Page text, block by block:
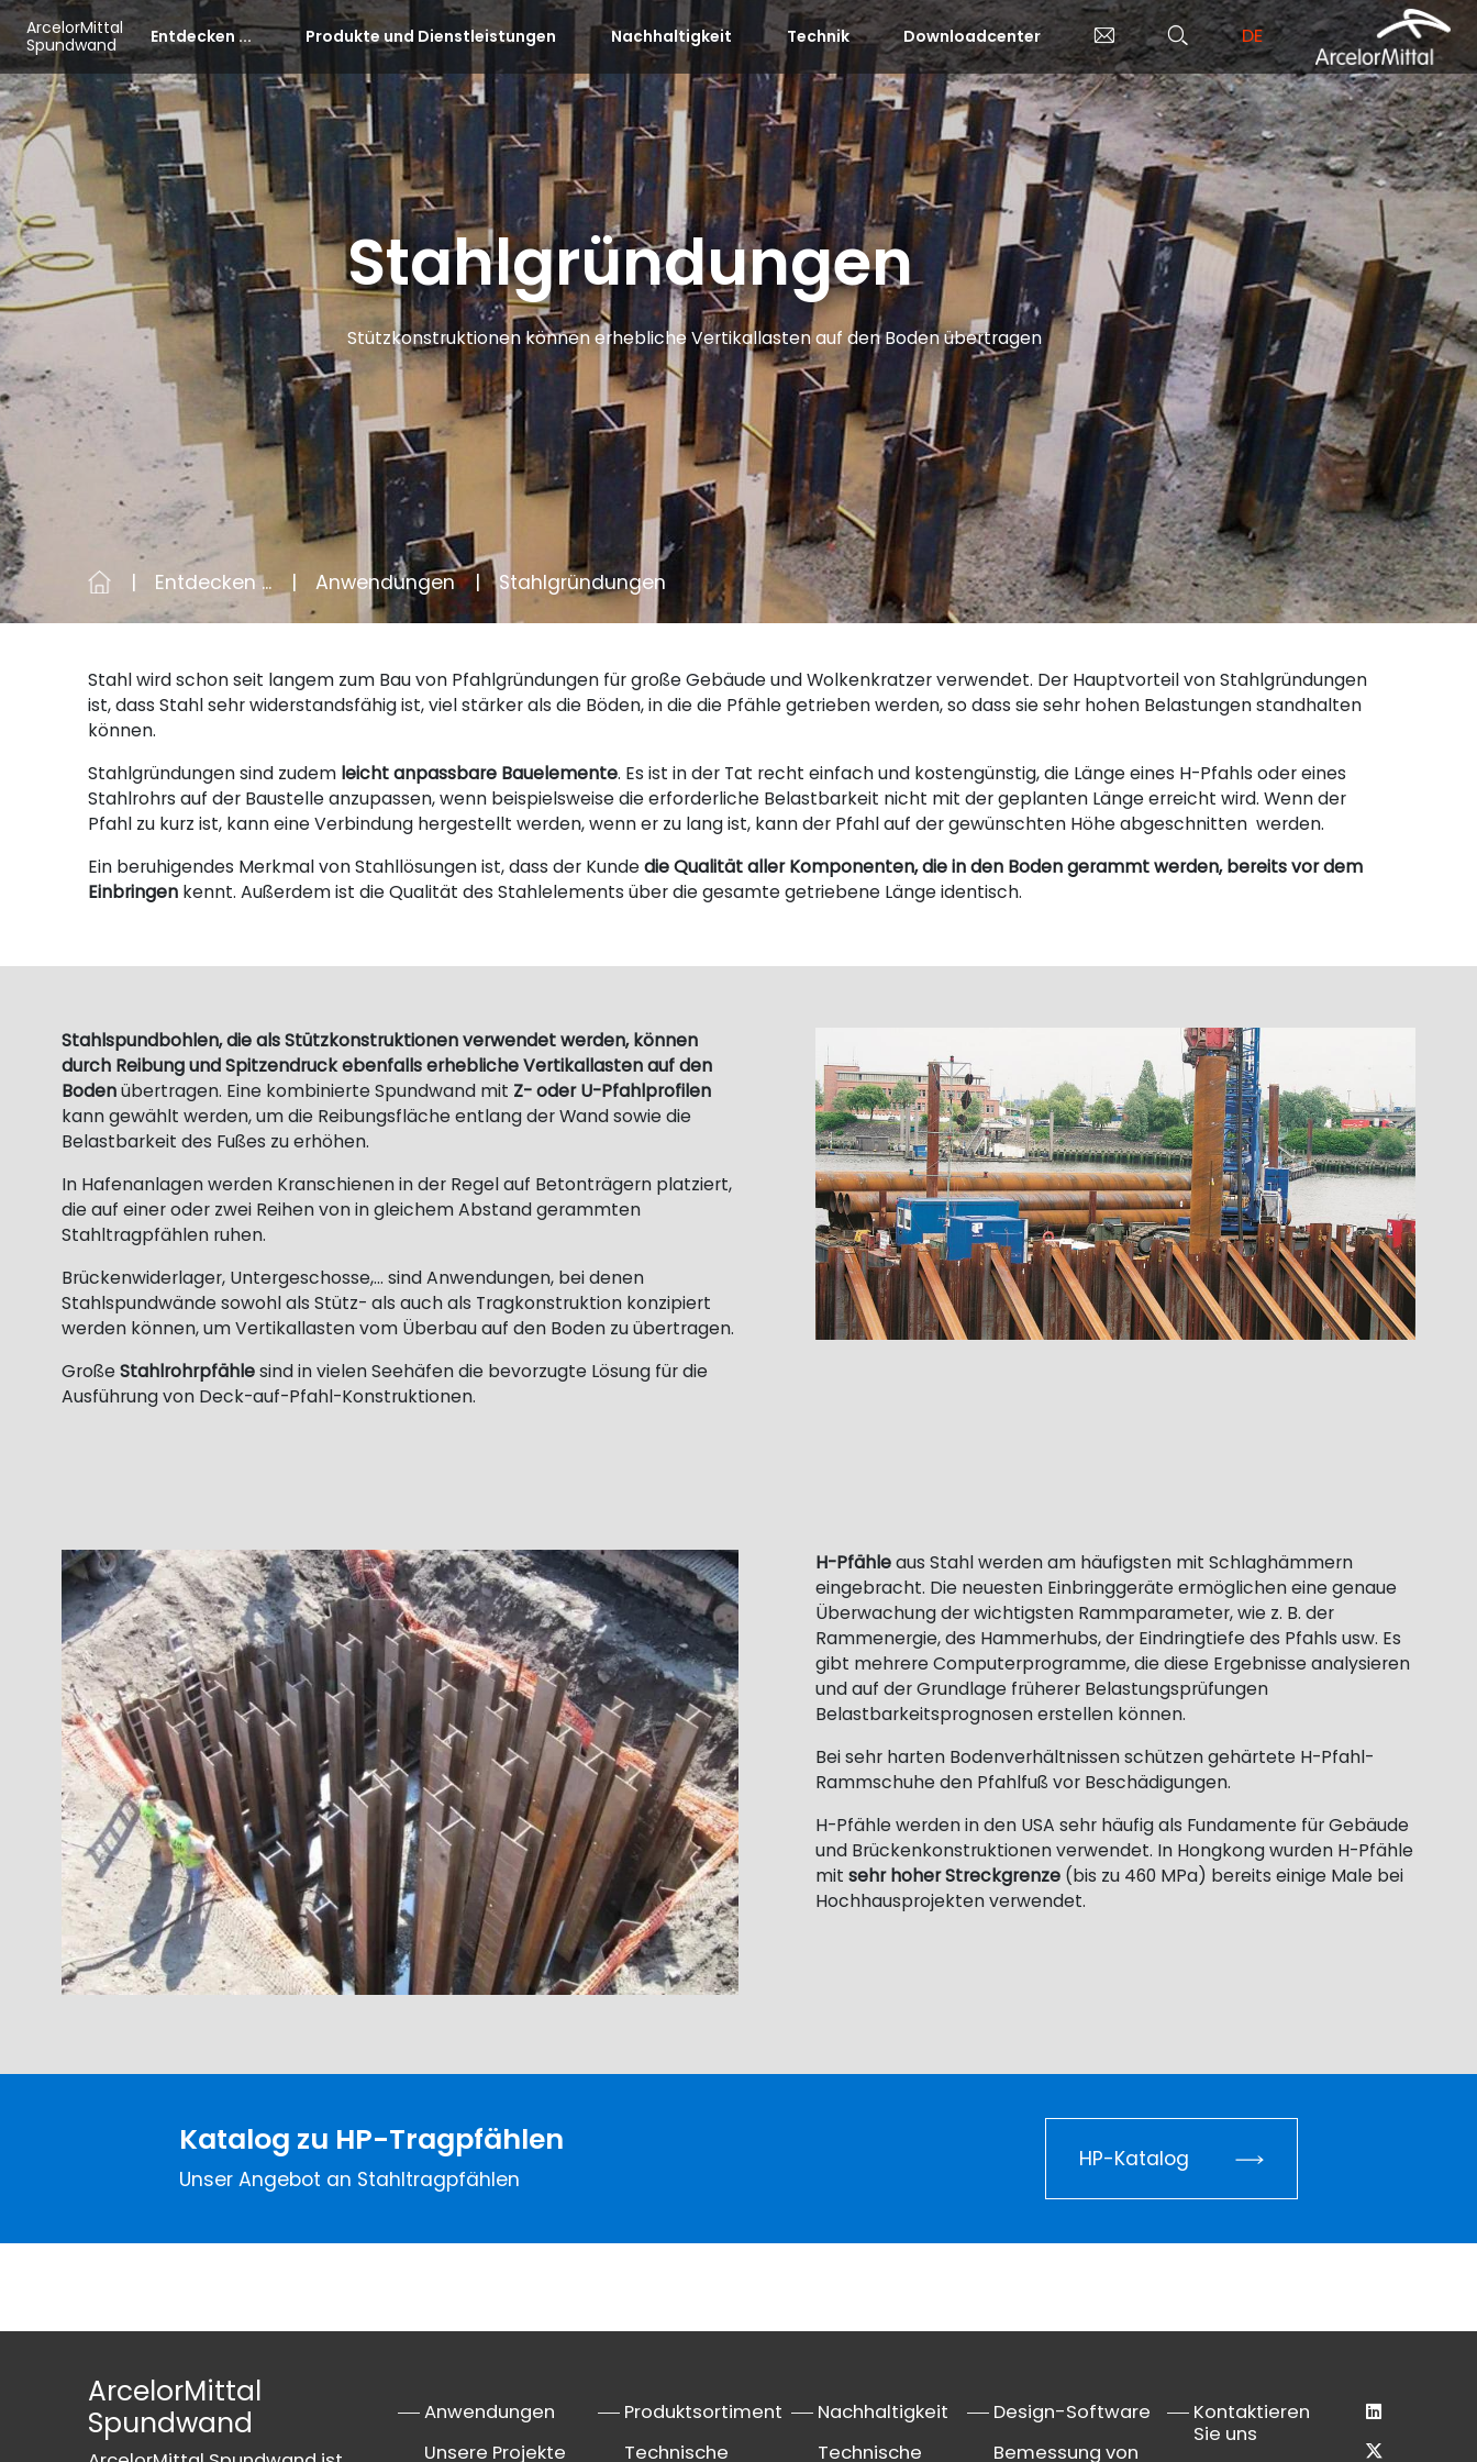
Skip to main content
ArcelorMittal
Spundwand
Entdecken ... Produkte und Dienstleistungen Nachhaltigkeit Technik Downloadcenter DE
Stahlgründungen
Stützkonstruktionen können erhebliche Vertikallasten auf den Boden übertragen
Entdecken ... Anwendungen Stahlgründungen
Stahl wird schon seit langem zum Bau von Pfahlgründungen für große Gebäude und Wolkenkratzer verwendet. Der Hauptvorteil von Stahlgründungen
ist, dass Stahl sehr widerstandsfähig ist, viel stärker als die Böden, in die die Pfähle getrieben werden, so dass sie sehr hohen Belastungen standhalten
können.
Stahlgründungen sind zudem leicht anpassbare Bauelemente. Es ist in der Tat recht einfach und kostengünstig, die Länge eines H-Pfahls oder eines
Stahlrohrs auf der Baustelle anzupassen, wenn beispielsweise die erforderliche Belastbarkeit nicht mit der geplanten Länge erreicht wird. Wenn der
Pfahl zu kurz ist, kann eine Verbindung hergestellt werden, wenn er zu lang ist, kann der Pfahl auf der gewünschten Höhe abgeschnitten werden.
Ein beruhigendes Merkmal von Stahllösungen ist, dass der Kundedie Qualität aller Komponenten, die in den Boden gerammt werden, bereits vor dem
Einbringen kennt. Außerdem ist die Qualität des Stahlelements über die gesamte getriebene Länge identisch.
Stahlspundbohlen, die als Stützkonstruktionen verwendet werden, können
durch Reibung und Spitzendruck ebenfalls erhebliche Vertikallasten auf den
Bodenübertragen. Eine kombinierte Spundwand mit Z- oder U-Pfahlprofilen
kann gewählt werden, um die Reibungsfläche entlang der Wand sowie die
Belastbarkeit des Fußes zu erhöhen.
In Hafenanlagen werden Kranschienen in der Regel auf Betonträgern platziert,
die auf einer oder zwei Reihen von in gleichem Abstand gerammten
Stahltragpfählen ruhen.
Brückenwiderlager, Untergeschosse,... sind Anwendungen, bei denen
Stahlspundwände sowohl als Stütz- als auch als Tragkonstruktion konzipiert
werden können, um Vertikallasten vom Überbau auf den Boden zu übertragen.
GroßeStahlrohrpfählesind in vielen Seehäfen die bevorzugte Lösung für die
Ausführung von Deck-auf-Pfahl-Konstruktionen.
H-Pfähleaus Stahl werden am häufigsten mit Schlaghämmern
eingebracht. Die neuesten Einbringgeräte ermöglichen eine genaue
Überwachung der wichtigsten Rammparameter, wie z. B. der
Rammenergie, des Hammerhubs, der Eindringtiefe des Pfahls usw. Es
gibt mehrere Computerprogramme, die diese Ergebnisse analysieren
und auf der Grundlage früherer Belastungsprüfungen
Belastbarkeitsprognosen erstellen können.
Bei sehr harten Bodenverhältnissen schützen gehärtete H-Pfahl-
Rammschuhe den Pfahlfuß vor Beschädigungen.
H-Pfähle werden in den USA sehr häufig als Fundamente für Gebäude
und Brückenkonstruktionen verwendet. In Hongkong wurden H-Pfähle
mit sehr hoher Streckgrenze (bis zu 460 MPa) bereits einige Male bei
Hochhausprojekten verwendet.
Katalog zu HP-Tragpfählen
Unser Angebot an Stahltragpfählen
HP-Katalog
ArcelorMittal
Spundwand
Anwendungen
Unsere Projekte
Produktsortiment
Technische
Nachhaltigkeit
Technische
Design-Software
Bemessung von
Kontaktieren
Sie uns
Cookie-Einstellungen